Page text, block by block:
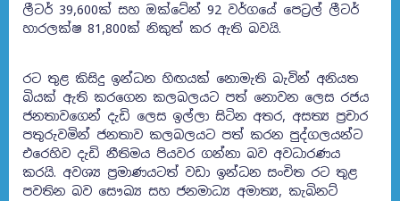
ලීටර් 39,600ක් සහ ඔක්ටේන් 92 වර්ගයේ පෙට්‍රල් ලීටර්
හාරලක්ෂ 81,800ක් නිකුත් කර ඇති බවයි.
රට තුළ කිසිදු ඉන්ධන හිඟයක් නොමැති බැවින් අනියත
බියක් ඇති කරගෙන කලබලයට පත් නොවන ලෙස රජය
ජනතාවගෙන් දැඩි ලෙස ඉල්ලා සිටින අතර, අසත්‍ය ප්‍රචාර
පතුරුවමින් ජනතාව කලබලයට පත් කරන පුද්ගලයන්ට
එරෙහිව දැඩි නීතිමය පියවර ගන්නා බව අවධාරණය
කරයි. අවශ්‍ය ප්‍රමාණයටත් වඩා ඉන්ධන සංචිත රට තුළ
පවතින බව සෞඛ්‍ය සහ ජනමාධ්‍ය අමාත්‍ය, කැබිනට්